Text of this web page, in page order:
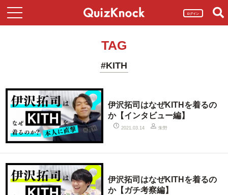
ログイン
TAG
#KITH
伊沢拓司はなぜKITHを着るの
か【インタビュー編】
2021.03.14 朱野
伊沢拓司はなぜKITHを着るの
か【ガチ考察編】